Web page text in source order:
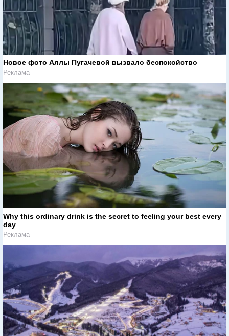
Новое фото Аллы Пугачевой вызвало беспокойство
Реклама
Why this ordinary drink is the secret to feeling your best every
day
Реклама